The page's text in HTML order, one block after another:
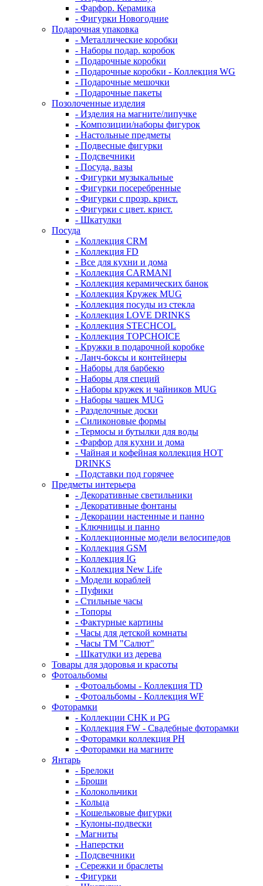
- Фарфор. Керамика
- Фигурки Новогодние
Подарочная упаковка
- Металлические коробки
- Наборы подар. коробок
- Подарочные коробки
- Подарочные коробки - Коллекция WG
- Подарочные мешочки
- Подарочные пакеты
Позолоченные изделия
- Изделия на магните/липучке
- Композиции/наборы фигурок
- Настольные предметы
- Подвесные фигурки
- Подсвечники
- Посуда, вазы
- Фигурки музыкальные
- Фигурки посеребренные
- Фигурки с прозр. крист.
- Фигурки с цвет. крист.
- Шкатулки
Посуда
- Коллекция CRM
- Коллекция FD
- Все для кухни и дома
- Коллекция CARMANI
- Коллекция керамических банок
- Коллекция Кружек MUG
- Коллекция посуды из стекла
- Коллекция LOVE DRINKS
- Коллекция STECHСOL
- Коллекция TOPCHOICE
- Кружки в подарочной коробке
- Ланч-боксы и контейнеры
- Наборы для барбекю
- Наборы для специй
- Наборы кружек и чайников MUG
- Наборы чашек MUG
- Разделочные доски
- Силиконовые формы
- Термосы и бутылки для воды
- Фарфор для кухни и дома
- Чайная и кофейная коллекция HOT
DRINKS
- Подставки под горячее
Предметы интерьера
- Декоративные светильники
- Декоративные фонтаны
- Декорации настенные и панно
- Ключницы и панно
- Коллекционные модели велосипедов
- Коллекция GSM
- Коллекция IG
- Коллекция New Life
- Модели кораблей
- Пуфики
- Стильные часы
- Топоры
- Фактурные картины
- Часы для детской комнаты
- Часы ТМ "Салют"
- Шкатулки из дерева
Товары для здоровья и красоты
Фотоальбомы
- Фотоальбомы - Коллекция TD
- Фотоальбомы - Коллекция WF
Фоторамки
- Коллекции CHK и PG
- Коллекция FW - Свадебные фоторамки
- Фоторамки коллекция PH
- Фоторамки на магните
Янтарь
- Брелоки
- Броши
- Колокольчики
- Кольца
- Кошельковые фигурки
- Кулоны-подвески
- Магниты
- Наперстки
- Подсвечники
- Сережки и браслеты
- Фигурки